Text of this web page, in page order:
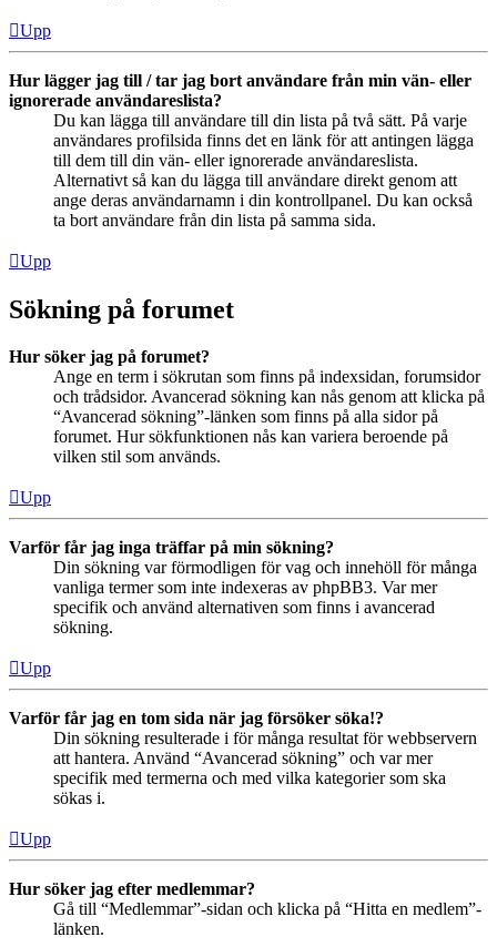
Upp
Hur lägger jag till / tar jag bort användare från min vän- eller
ignorerade användareslista?
Du kan lägga till användare till din lista på två sätt. På varje
användares profilsida finns det en länk för att antingen lägga
till dem till din vän- eller ignorerade användareslista.
Alternativt så kan du lägga till användare direkt genom att
ange deras användarnamn i din kontrollpanel. Du kan också
ta bort användare från din lista på samma sida.
Upp
Sökning på forumet
Hur söker jag på forumet?
Ange en term i sökrutan som finns på indexsidan, forumsidor
och trådsidor. Avancerad sökning kan nås genom att klicka på
“Avancerad sökning”-länken som finns på alla sidor på
forumet. Hur sökfunktionen nås kan variera beroende på
vilken stil som används.
Upp
Varför får jag inga träffar på min sökning?
Din sökning var förmodligen för vag och innehöll för många
vanliga termer som inte indexeras av phpBB3. Var mer
specifik och använd alternativen som finns i avancerad
sökning.
Upp
Varför får jag en tom sida när jag försöker söka!?
Din sökning resulterade i för många resultat för webbservern
att hantera. Använd “Avancerad sökning” och var mer
specifik med termerna och med vilka kategorier som ska
sökas i.
Upp
Hur söker jag efter medlemmar?
Gå till “Medlemmar”-sidan och klicka på “Hitta en medlem”-
länken.